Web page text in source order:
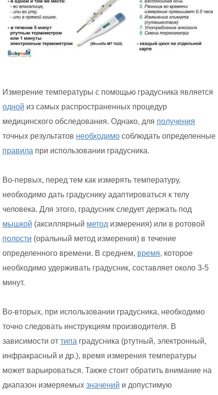
Измерение температуры с помощью градусника является
одной из самых распространенных процедур
медицинского обследования. Однако, для получения
точных результатов необходимо соблюдать определенные
правила при использовании градусника.
Во-первых, перед тем как измерять температуру,
необходимо дать градуснику адаптироваться к телу
человека. Для этого, градусник следует держать под
мышкой (аксиллярный метод измерения) или в ротовой
полости (оральный метод измерения) в течение
определенного времени. В среднем, время, которое
необходимо удерживать градусник, составляет около 3-5
минут.
Во-вторых, при использовании градусника, необходимо
точно следовать инструкциям производителя. В
зависимости от типа градусника (ртутный, электронный,
инфракрасный и др.), время измерения температуры
может варьироваться. Также стоит обратить внимание на
диапазон измеряемых значений и допустимую